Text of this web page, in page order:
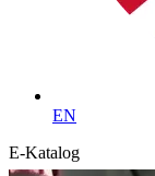
EN
E-Katalog